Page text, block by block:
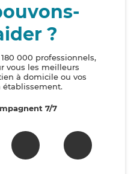
?
000 professionnels,
vous les meilleurs
à domicile ou vos
établissement.
7/7